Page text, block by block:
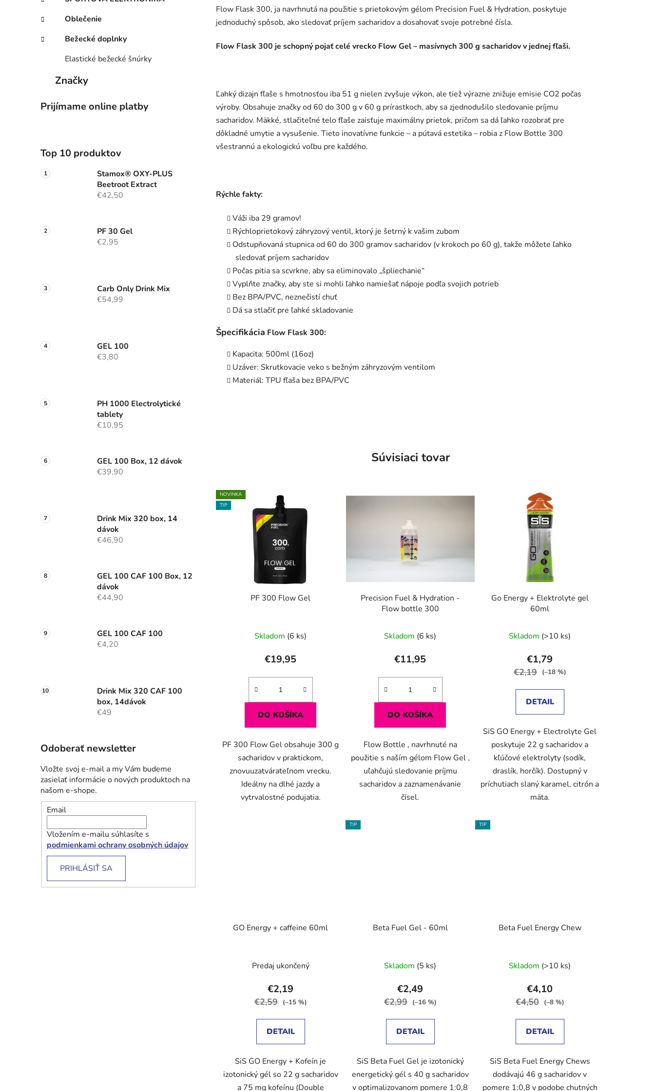
Oblečenie
Bežecké doplnky
Elastické bežecké šnúrky
Značky
Prijímame online platby
Top 10 produktov
Stamox® OXY-PLUS
Beetroot Extract
€42,50
PF 30 Gel
€2,95
Carb Only Drink Mix
€54,99
GEL 100
€3,80
PH 1000 Electrolytické
tablety
€10,95
GEL 100 Box, 12 dávok
€39,90
Drink Mix 320 box, 14
dávok
€46,90
GEL 100 CAF 100 Box, 12
dávok
€44,90
GEL 100 CAF 100
€4,20
Drink Mix 320 CAF 100
box, 14dávok
€49
Odoberať newsletter
Vložte svoj e-mail a my Vám budeme
zasielať informácie o nových produktoch na
našom e-shope.
Email
Vložením e-mailu súhlasíte s
podmienkami ochrany osobných údajov
PRIHLÁSIŤ SA
Flow Flask 300, ja navrhnutá na použitie s prietokovým gélom Precision Fuel & Hydration, poskytuje
jednoduchý spôsob, ako sledovať príjem sacharidov a dosahovať svoje potrebné čísla.
Flow Flask 300 je schopný pojať celé vrecko Flow Gel – masívnych 300 g sacharidov v jednej fľaši.
Ľahký dizajn fľaše s hmotnosťou iba 51 g nielen zvyšuje výkon, ale tiež výrazne znižuje emisie CO2 počas
výroby. Obsahuje značky od 60 do 300 g v 60 g prírastkoch, aby sa zjednodušilo sledovanie príjmu
sacharidov. Mäkké, stlačiteľné telo fľaše zaisťuje maximálny prietok, pričom sa dá ľahko rozobrať pre
dôkladné umytie a vysušenie. Tieto inovatívne funkcie – a pútavá estetika – robia z Flow Bottle 300
všestrannú a ekologickú voľbu pre každého.
Rýchle fakty:
Váži iba 29 gramov!
Rýchloprietokový záhryzový ventil, ktorý je šetrný k vašim zubom
Odstupňovaná stupnica od 60 do 300 gramov sacharidov (v krokoch po 60 g), takže môžete ľahko
sledovať príjem sacharidov
Počas pitia sa scvrkne, aby sa eliminovalo „špliechanie“
Vyplňte značky, aby ste si mohli ľahko namiešať nápoje podľa svojich potrieb
Bez BPA/PVC, neznečistí chuť
Dá sa stlačiť pre ľahké skladovanie
Špecifikácia Flow Flask 300:
Kapacita: 500ml (16oz)
Uzáver: Skrutkovacie veko s bežným záhryzovým ventilom
Materiál: TPU fľaša bez BPA/PVC
Súvisiaci tovar
NOVINKA
TIP
PF 300 Flow Gel
Skladom (6 ks)
€19,95
DO KOŠÍKA
PF 300 Flow Gel obsahuje 300 g
sacharidov v praktickom,
znovuuzatvárateľnom vrecku.
Ideálny na dlhé jazdy a
vytrvalostné podujatia.
Precision Fuel & Hydration -
Flow bottle 300
Skladom (6 ks)
€11,95
DO KOŠÍKA
Flow Bottle , navrhnuté na
použitie s naším gélom Flow Gel ,
uľahčujú sledovanie príjmu
sacharidov a zaznamenávanie
čísel.
Go Energy + Elektrolyte gel
60ml
Skladom (>10 ks)
€1,79
€2,19 (–18 %)
DETAIL
SiS GO Energy + Electrolyte Gel
poskytuje 22 g sacharidov a
kľúčové elektrolyty (sodík,
draslík, horčík). Dostupný v
príchutiach slaný karamel, citrón a
mäta.
GO Energy + caffeine 60ml
Predaj ukončený
€2,19
€2,59 (–15 %)
DETAIL
SiS GO Energy + Kofeín je
izotonický gél so 22 g sacharidov
a 75 mg kofeínu (Double
TIP
Beta Fuel Gel - 60ml
Skladom (5 ks)
€2,49
€2,99 (–16 %)
DETAIL
SiS Beta Fuel Gel je izotonický
energetický gél s 40 g sacharidov
v optimalizovanom pomere 1:0,8
TIP
Beta Fuel Energy Chew
Skladom (>10 ks)
€4,10
€4,50 (–8 %)
DETAIL
SiS Beta Fuel Energy Chews
dodávajú 46 g sacharidov v
pomere 1:0,8 v podobe chutných